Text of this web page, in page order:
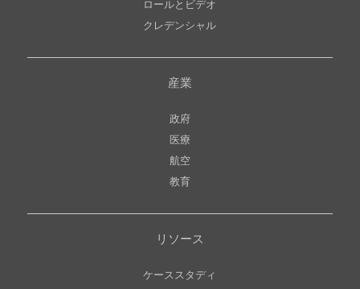
ロールとビデオ
クレデンシャル
産業
政府
医療
航空
教育
リソース
ケーススタディ